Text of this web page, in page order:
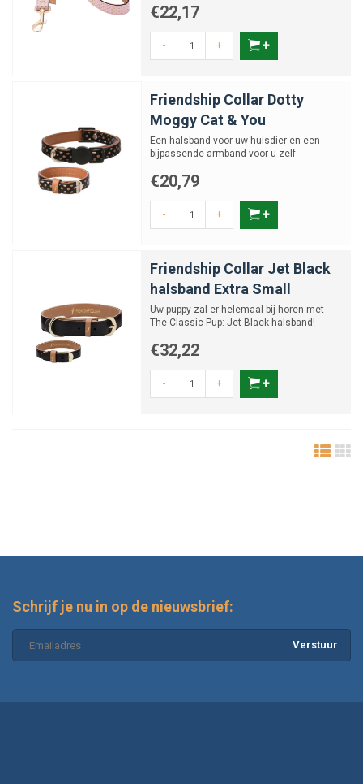
€22,17
- +
Friendship Collar Dotty
Moggy Cat & You
Een halsband voor uw huisdier en een
bijpassende armband voor u zelf.
€20,79
- +
Friendship Collar Jet Black
halsband Extra Small
Uw puppy zal er helemaal bij horen met
The Classic Pup: Jet Black halsband!
€32,22
- +
Schrijf je nu in op de nieuwsbrief:
Verstuur